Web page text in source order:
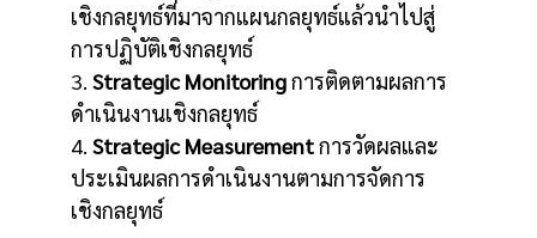
เชิงกลยุทธ์ที่มาจากแผนกลยุทธ์แล้วนำไปสู่
การปฏิบัติเชิงกลยุทธ์
3. Strategic Monitoringการติดตามผลการ
ดำเนินงานเชิงกลยุทธ์
4. Strategic Measurementการวัดผลและ
ประเมินผลการดำเนินงานตามการจัดการ
เชิงกลยุทธ์